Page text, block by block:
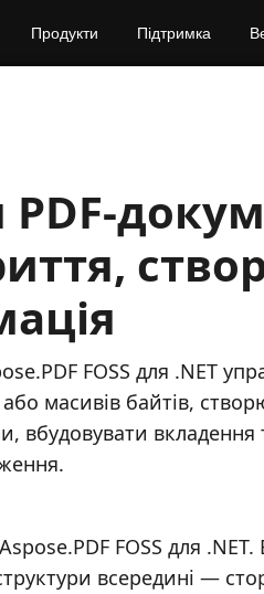
Продукти Підтримка
PDF-
FOSS для .NET
масивів байтів,
вбудовувати вкладення
FOSS для
всередині —